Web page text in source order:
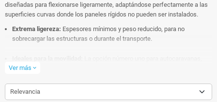
diseñadas para flexionarse ligeramente, adaptándose perfectamente a las
superficies curvas donde los paneles rígidos no pueden ser instalados.
Extrema ligereza: Espesores mínimos y peso reducido, para no
sobrecargar las estructuras o durante el transporte.
náutica (barcos y lanchas), tiendas de campaña, trekking y proyectos
Excelentes para el bricolaje y para crear paneles
Ver más expand_more
Relevancia